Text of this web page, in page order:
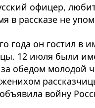
офицер,
в рассказе не
года он гостил в
12 июля были
обедом молодой
войну